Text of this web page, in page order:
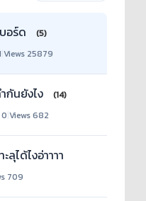
อร์ด
(5)
Views 25879
กันยังไง
(14)
|Views 682
ลุได้ไงอ่าาาา
709